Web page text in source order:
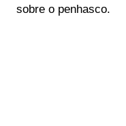
sobre o penhasco.